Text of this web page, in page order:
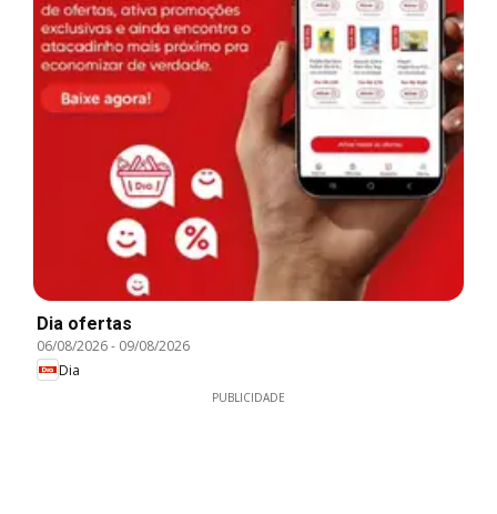
Dia ofertas
06/08/2026- 09/08/2026
Dia
PUBLICIDADE